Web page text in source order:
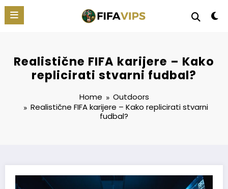
Skip
content
Realistične FIFA karijere – Kako
replicirati stvarni fudbal?
Home
Outdoors
Realistične FIFAkarijere – Kako replicirati stvarni
fudbal?